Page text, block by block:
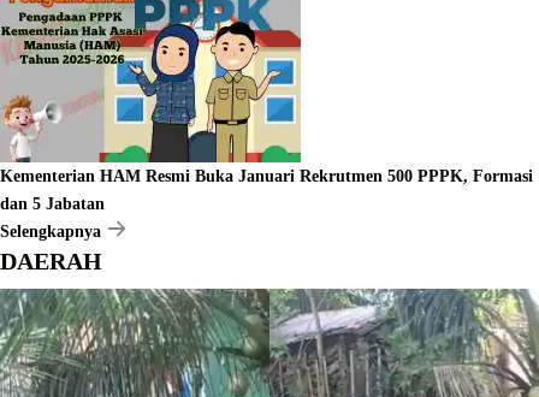
Kementerian HAM Resmi Buka Januari Rekrutmen 500 PPPK, Formasi
dan 5 Jabatan
Selengkapnya
DAERAH